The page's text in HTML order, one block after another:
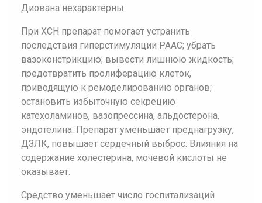
Диована нехарактерны.
При ХСН препарат помогает устранить
последствия гиперстимуляции РААС; убрать
вазоконстрикцию; вывести лишнюю жидкость;
предотвратить пролиферацию клеток,
приводящую к ремоделированию органов;
остановить избыточную секрецию
катехоламинов, вазопрессина, альдостерона,
эндотелина. Препарат уменьшает преднагрузку,
ДЗЛК, повышает сердечный выброс. Влияния на
содержание холестерина, мочевой кислоты не
оказывает.
Средство уменьшает число госпитализаций